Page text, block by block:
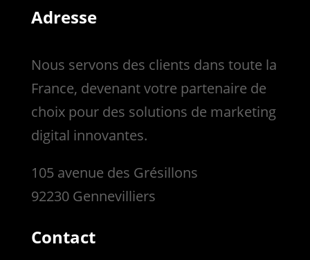
Adresse
Nous servons des clients dans toute la
France, devenant votre partenaire de
choix pour des solutions de marketing
digital innovantes.
105 avenue des Grésillons
92230 Gennevilliers
Contact